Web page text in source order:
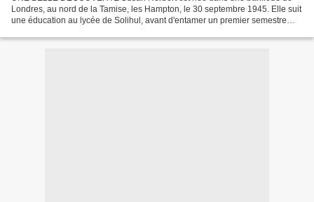
Londres, au nord de la Tamise, les Hampton, le 30 septembre 1945. Elle suit
une éducation au lycée de Solihul, avant d'entamer un premier semestre